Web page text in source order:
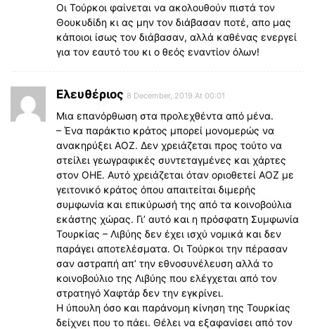
Οι Τούρκοι φαίνεται να ακολουθούν πιστά τον
Θουκυδίδη κι ας μην τον διάβασαν ποτέ, απο μας
κάποιοι ίσως τον διάβασαν, αλλά καθένας ενεργεί
για τον εαυτό του κι ο θεός εναντίον όλων!
Ελευθέριος 8 December, 2019 At 00:01
Μια επανόρθωση στα προλεχθέντα από μένα.
– Ένα παράκτιο κράτος μπορεί μονομερώς να
ανακηρύξει ΑΟΖ. Δεν χρειάζεται προς τούτο να
στείλει γεωγραφικές συντεταγμένες και χάρτες
στον ΟΗΕ. Αυτό χρειάζεται όταν οριοθετεί ΑΟΖ με
γειτονικό κράτος όπου απαιτείται διμερής
συμφωνία και επικύρωσή της από τα κοινοβούλια
εκάστης χώρας. Γι’ αυτό και η πρόσφατη Συμφωνία
Τουρκίας – Λιβύης δεν έχει ισχύ νομικά και δεν
παράγει αποτελέσματα. Οι Τούρκοι την πέρασαν
σαν αστραπή απ’ την εθνοσυνέλευση αλλά το
κοινοβούλιο της Λιβύης που ελέγχεται από τον
στρατηγό Χαφτάρ δεν την εγκρίνει.
Η ύπουλη όσο και παράνομη κίνηση της Τουρκίας
δείχνει που το πάει. Θέλει να εξαφανίσει από τον